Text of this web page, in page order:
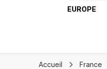
EUROPE
Accueil France